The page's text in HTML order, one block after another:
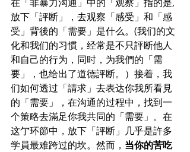
放下「評断」，去观察「感受」和「感
受」背後的「需要」是什么。(我们的文
化和我们的习慣，经常是不只評断他人
和自己的行为，同时，为我們的「需
要」，也给出了道德評断。）接着，我
们如何透过「請求」去表达你我所看見
的「需要」，在沟通的过程中，找到一
个策略去滿足你我共同的「需要」。在
这亇环節中，放下「評断」几乎是許多
学員最难跨过的坎。然而， 当你的苦吃